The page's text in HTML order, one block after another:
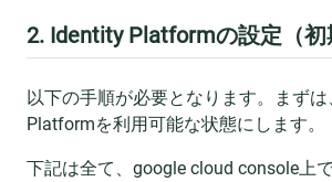
2. Identity Platformの設定（初
以下の手順が必要となります。まず
Platformを利用可能な状態にします。
下記は全て、google cloud console上